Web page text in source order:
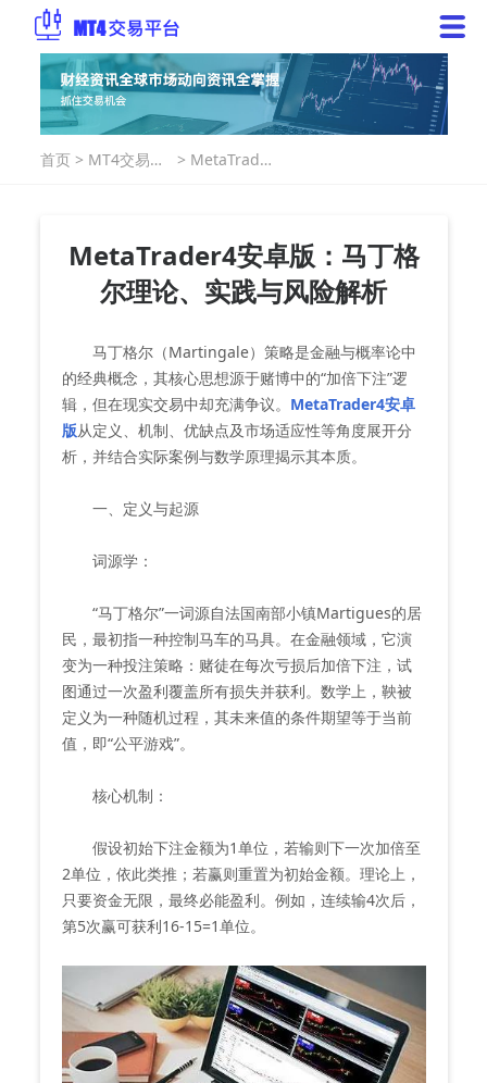
首页 > MT4交易指
> MetaTrader
风险解析
MetaTrader4安卓版：马丁格
尔理论、实践与风险解析
马丁格尔（Martingale）策略是金融与概率论中
的经典概念，其核心思想源于赌博中的“加倍下注”逻
辑，但在现实交易中却充满争议。 MetaTrader4安卓
版从定义、机制、优缺点及市场适应性等角度展开分
析，并结合实际案例与数学原理揭示其本质。
一、定义与起源
词源学：
“马丁格尔”一词源自法国南部小镇Martigues的居
民，最初指一种控制马车的马具。在金融领域，它演
变为一种投注策略：赌徒在每次亏损后加倍下注，试
图通过一次盈利覆盖所有损失并获利。数学上，鞅被
定义为一种随机过程，其未来值的条件期望等于当前
值，即“公平游戏”。
核心机制：
假设初始下注金额为1单位，若输则下一次加倍至
2单位，依此类推；若赢则重置为初始金额。理论上，
只要资金无限，最终必能盈利。例如，连续输4次后，
第5次赢可获利16-15=1单位。